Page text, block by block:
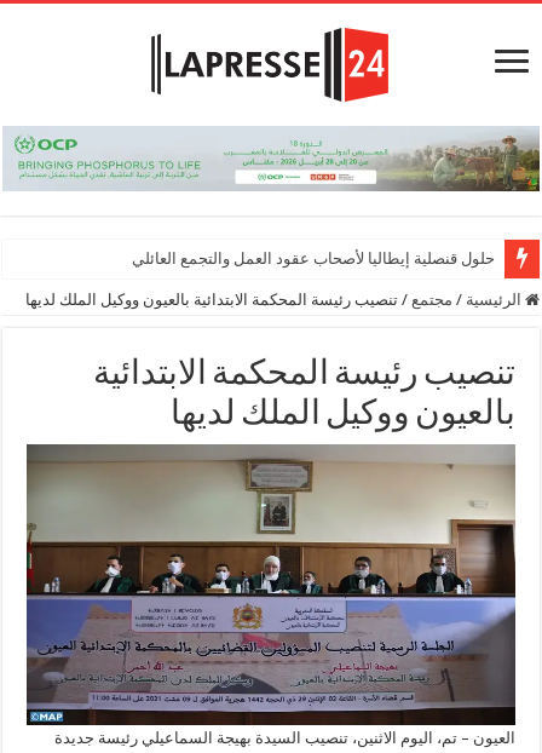
حلول قنصلية إيطاليا لأصحاب عقود العمل والتجمع العائلي
الرئيسية / مجتمع / تنصيب رئيسة المحكمة الابتدائية بالعيون ووكيل الملك لديها
تنصيب رئيسة المحكمة الابتدائية
بالعيون ووكيل الملك لديها
العيون – تم، اليوم الاثنين، تنصيب السيدة بهيجة السماعيلي رئيسة جديدة